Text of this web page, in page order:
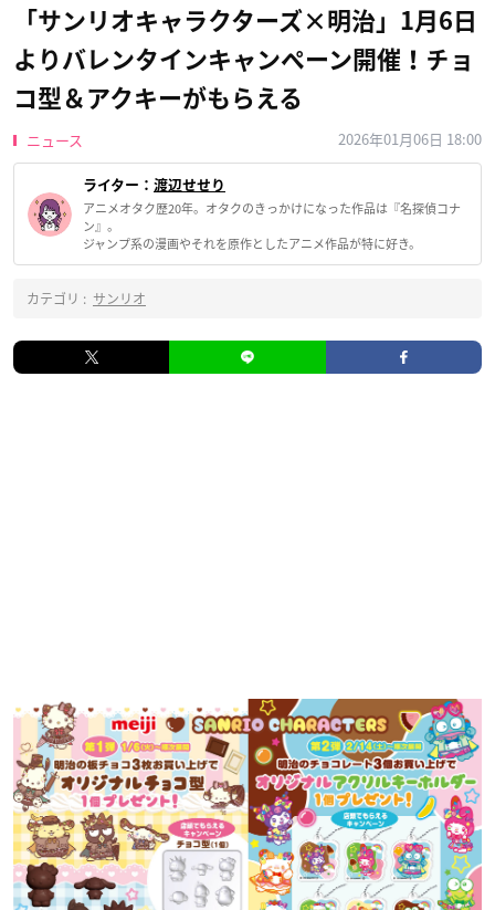
「サンリオキャラクターズ×明治」1月6日
よりバレンタインキャンペーン開催！チョ
コ型＆アクキーがもらえる
ニュース 2026年01月06日 18:00
ライター： 渡辺せせり
アニメオタク歴20年。オタクのきっかけになった作品は『名探偵コナ
ン』。
ジャンプ系の漫画やそれを原作としたアニメ作品が特に好き。
カテゴリ : サンリオ